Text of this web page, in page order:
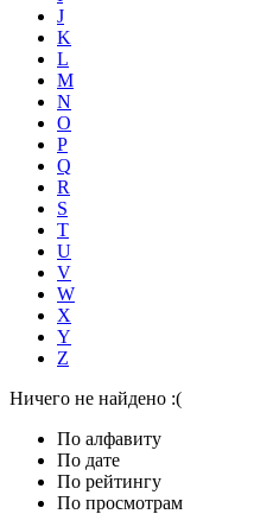
J
K
L
M
N
O
P
Q
R
S
T
U
V
W
X
Y
Z
Ничего не найдено :(
По алфавиту
По дате
По рейтингу
По просмотрам